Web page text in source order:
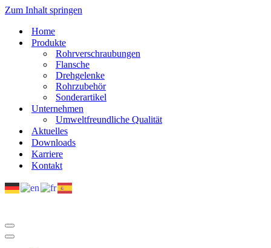
Zum Inhalt springen
Home
Produkte
Rohrverschraubungen
Flansche
Drehgelenke
Rohrzubehör
Sonderartikel
Unternehmen
Umweltfreundliche Qualität
Aktuelles
Downloads
Karriere
Kontakt
Navigations-
Menü
Navigations-